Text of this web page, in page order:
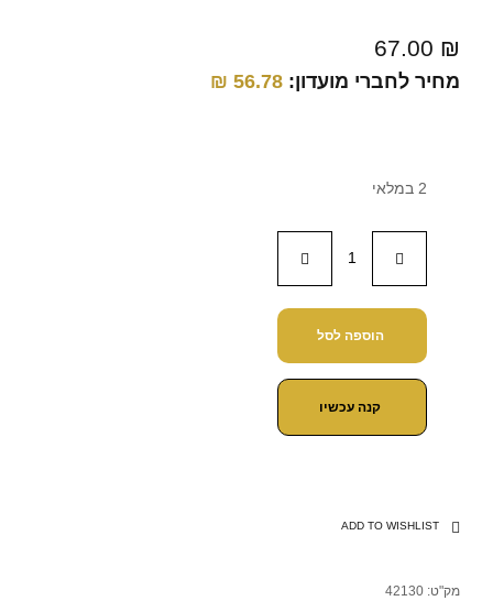
67.00 ₪
מחיר לחברי מועדון: 56.78
₪
2 במלאי
הוספה לסל
קנה עכשיו
ADD TO WISHLIST
מק"ט: 42130